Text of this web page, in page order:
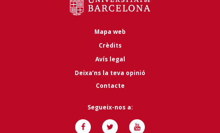
Mapa web
Crèdits
Avís legal
Deixa’ns la teva opinió
Contacte
Segueix-nos a: